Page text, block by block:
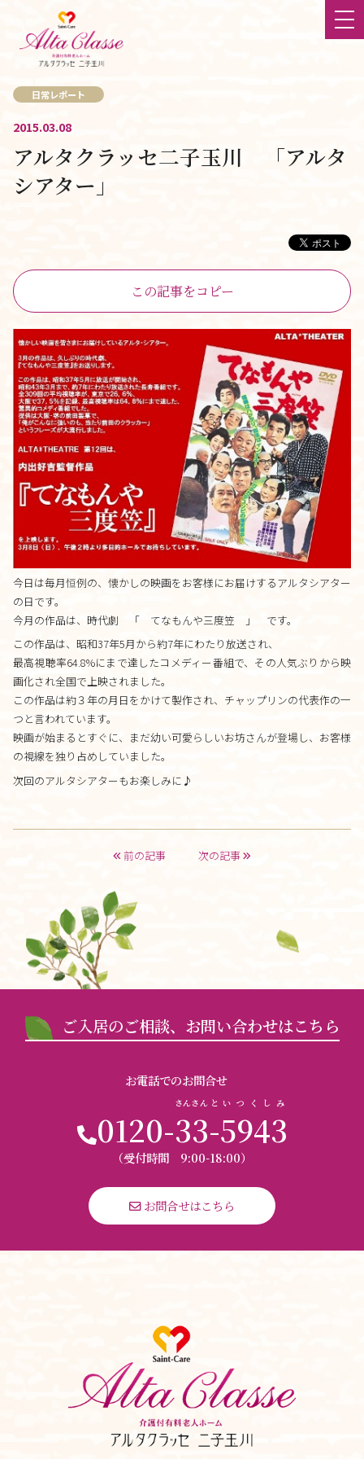
最新情報
チーム体制
料金について
施設について
施設について
由来
施設内・設備
施設概要
0120-33-5943
さんさんといつくしみ
受付時間 9:00-18:00
日常レポート
2015.03.08
アルタクラッセ二子玉川 「アルタ
シアター」
この記事をコピー
今日は毎月恒例の、懐かしの映画をお客様にお届けするアルタシアター
の日です。
今月の作品は、時代劇 「 てなもんや三度笠 」 です。
この作品は、昭和37年5月から約7年にわたり放送され、
最高視聴率64.8%にまで達したコメディー番組で、その人気ぶりから映
画化され全国で上映されました。
この作品は約３年の月日をかけて製作され、チャップリンの代表作の一
つと言われています。
映画が始まるとすぐに、まだ幼い可愛らしいお坊さんが登場し、お客様
の視線を独り占めしていました。
次回のアルタシアターもお楽しみに♪
前の記事 次の記事
ご入居のご相談、お問い合わせはこちら
お電話でのお問合せ
0120-33
さんさん
-
と
5943
いつくしみ
（受付時間 9:00-18:00）
お問合せはこちら